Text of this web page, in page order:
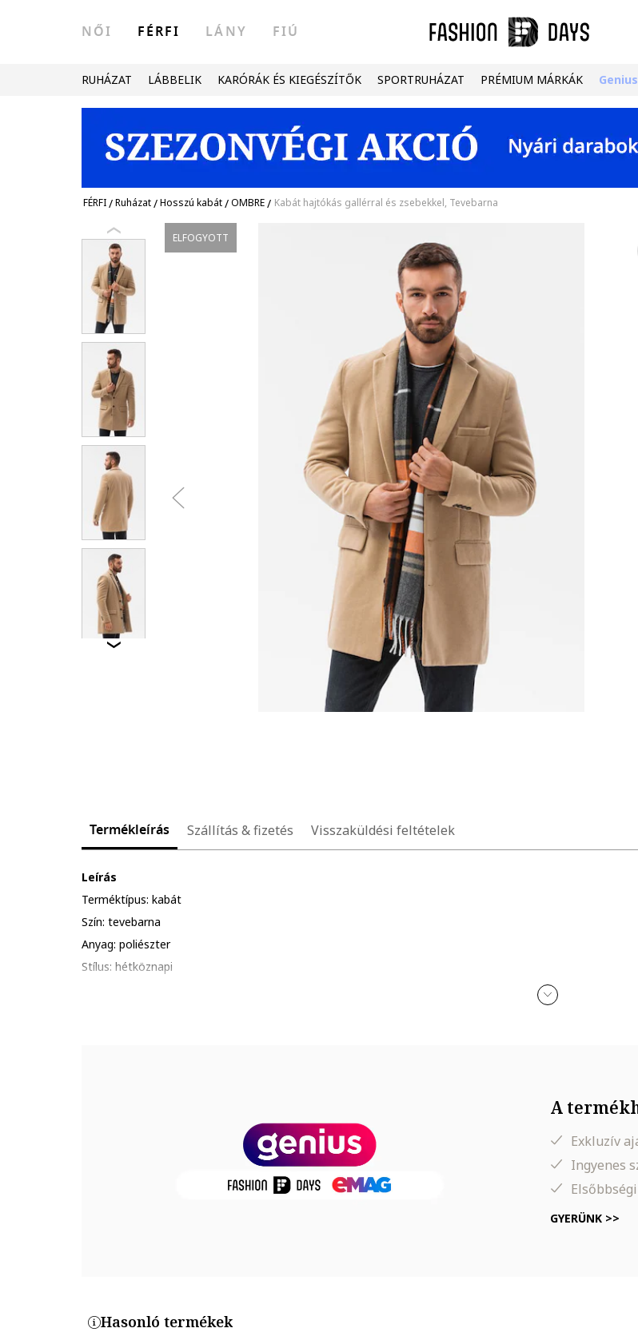
NŐI FÉRFI LÁNY FIÚ
RUHÁZAT LÁBBELIK KARÓRÁK ÉS KIEGÉSZÍTŐK SPORTRUHÁZAT PRÉMIUM MÁRKÁK
FÉRFI/Ruházat/Hosszú kabát/OMBRE/ Kabát hajtókás gallérral és zsebekkel, Tevebarna
ELFOGYOTT
Termékleírás Szállítás & fizetés Visszaküldési feltételek
Leírás
Terméktípus: kabát
Szín: tevebarna
Anyag: poliészter
Stílus: hétköznapi
A
Exkluzív
Ingyenes
GYERÜNK >>
Hasonló termékek